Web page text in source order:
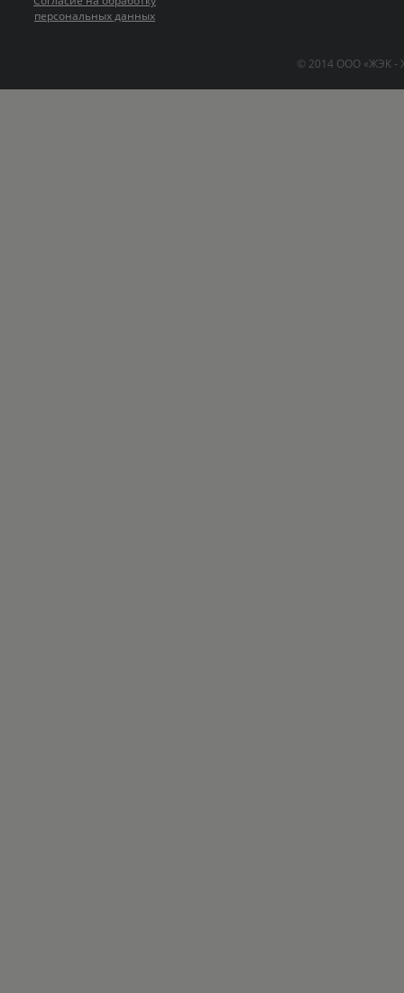
персональных данных
© 2014 ООО «ЖЭК -